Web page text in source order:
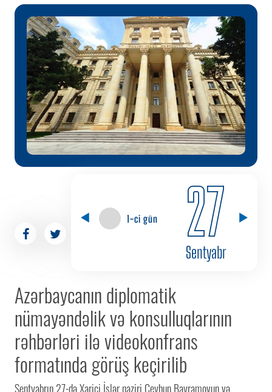
1-ci gün 27
Sentyabr
Azərbaycanın diplomatik
nümayəndəlik və konsulluqlarının
rəhbərləri ilə videokonfrans
formatında görüş keçirilib
Sentyabrın 27-də Xarici İşlər naziri Ceyhun Bayramovun və